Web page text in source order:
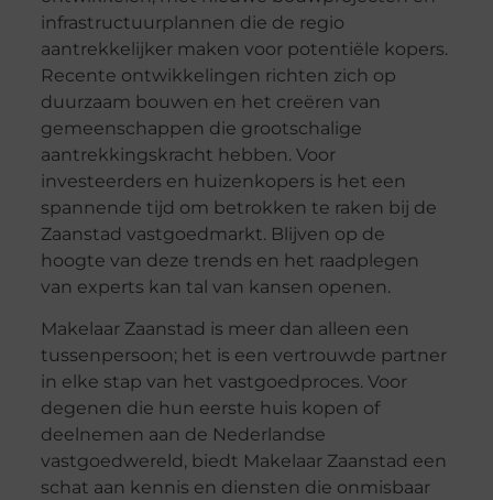
infrastructuurplannen die de regio
aantrekkelijker maken voor potentiële kopers.
Recente ontwikkelingen richten zich op
duurzaam bouwen en het creëren van
gemeenschappen die grootschalige
aantrekkingskracht hebben. Voor
investeerders en huizenkopers is het een
spannende tijd om betrokken te raken bij de
Zaanstad vastgoedmarkt. Blijven op de
hoogte van deze trends en het raadplegen
van experts kan tal van kansen openen.
Makelaar Zaanstad is meer dan alleen een
tussenpersoon; het is een vertrouwde partner
in elke stap van het vastgoedproces. Voor
degenen die hun eerste huis kopen of
deelnemen aan de Nederlandse
vastgoedwereld, biedt Makelaar Zaanstad een
schat aan kennis en diensten die onmisbaar